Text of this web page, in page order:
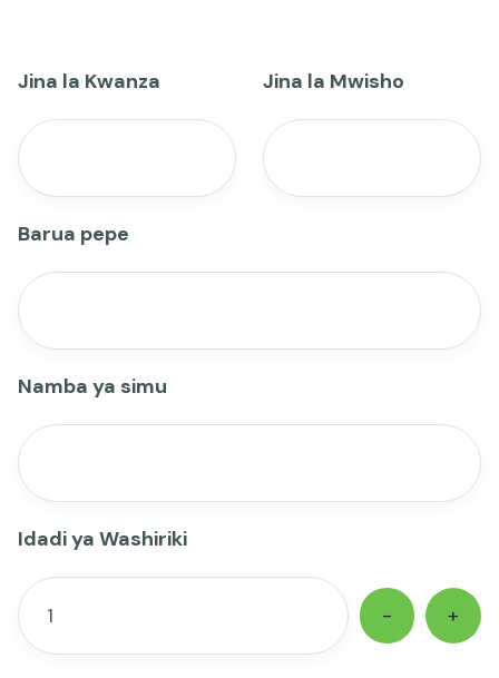
Jina la Kwanza Jina la Mwisho
Barua pepe
Namba ya simu
Idadi ya Washiriki
- +